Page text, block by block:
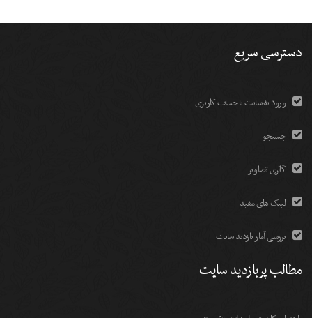
دسترسی سریع
ورود به سایت با حساب کاربری
جستجو
گالری تصاویر
لینک های مفید
بررسی آمار بازدید سایت
مطالب پربازدید سایت